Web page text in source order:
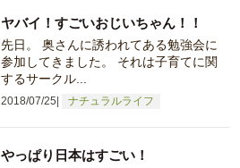
2018/07/25 ナチュラルライフ
ヤバイ！すごいおじいちゃん！！
先日。 奥さんに誘われてある勉強会に
参加してきました。 それは子育てに関
するサークル...
やっぱり日本はすごい！